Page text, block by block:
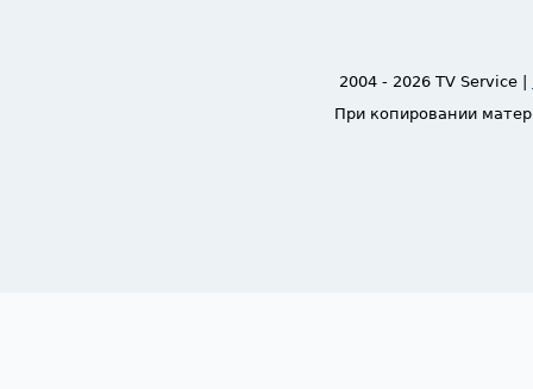
2004 - 2026 TV Service |
При копировании